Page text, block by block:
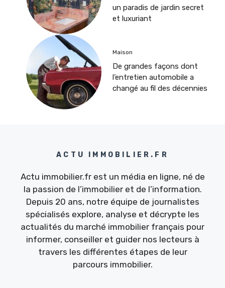
un paradis de jardin secret
et luxuriant
Maison
De grandes façons dont
l’entretien automobile a
changé au fil des décennies
ACTU IMMOBILIER.FR
Actu immobilier.fr est un média en ligne, né de
la passion de l’immobilier et de l’information.
Depuis 20 ans, notre équipe de journalistes
spécialisés explore, analyse et décrypte les
actualités du marché immobilier français pour
informer, conseiller et guider nos lecteurs à
travers les différentes étapes de leur
parcours immobilier.